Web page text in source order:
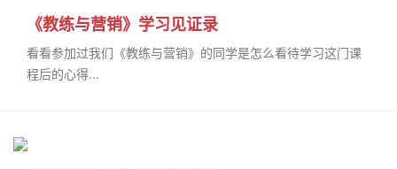
《教练与营销》学习见证录
看看参加过我们《教练与营销》的同学是怎么看待学习这门课
程后的心得...